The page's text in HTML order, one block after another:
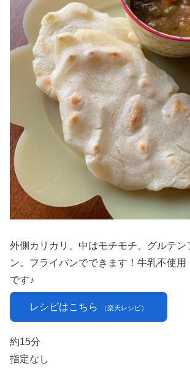
外側カリカリ、中はモチモチ、グルテン
ン。フライパンでできます！牛乳不使用
です♪
レシピはこちら （楽天レシピ）
約15分
指定なし